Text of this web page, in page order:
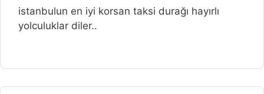
istanbulun en iyi korsan taksi durağı hayırlı
yolculuklar diler..